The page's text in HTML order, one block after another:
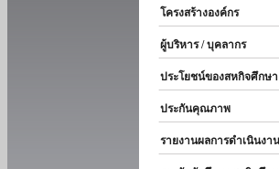
โครงสร้างองค์กร
ผู้บริหาร / บุคลากร
ประโยชน์ของสหกิจศึกษา
ประกันคุณภาพ
รายงานผลการดำเนินงาน